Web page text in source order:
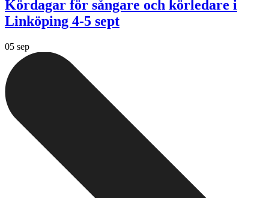
Kördagar för sångare och körledare i
Linköping 4-5 sept
05 sep